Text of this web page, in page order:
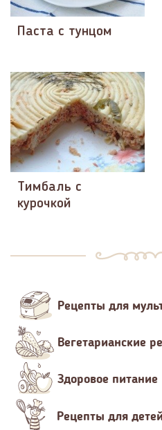
Паста с тунцом
Тимбаль с
курочкой
Рецепты для
Вегетарианские
Здоровое питание
Рецепты для детей